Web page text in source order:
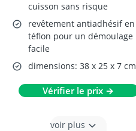
cuisson sans risque
revêtement antiadhésif en
téflon pour un démoulage
facile
dimensions: 38 x 25 x 7 cm
Vérifier le prix →
voir plus